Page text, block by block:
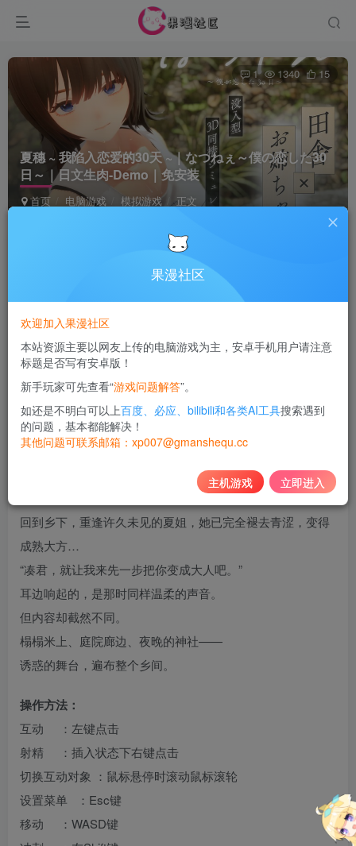
夏穗 ~ 我陷入恋爱的30天 ~｜なつねぇ～僕の恋した30
日～｜日文生肉-Demo｜免安装
首页 电脑游戏 模拟游戏 正文
1 1340 15
此内容为付费资源，请付费后查看
10
黄金会员免费
回到乡下，重逢许久未见的夏姐，她已完全褪去青涩，变得
成熟大方…
“凑君，就让我来先一步把你变成大人吧。”
耳边响起的，是那时同样温柔的声音。
但内容却截然不同。
榻榻米上、庭院廊边、夜晚的神社——
诱惑的舞台，遍布整个乡间。
操作方法：
互动 ：左键点击
射精 ：插入状态下右键点击
切换互动对象 ：鼠标悬停时滚动鼠标滚轮
设置菜单 ：Esc键
移动 ：WASD键
果漫社区
欢迎加入果漫社区
本站资源主要以网友上传的电脑游戏为主，安卓手机用户请注意
标题是否写有安卓版！
新手玩家可先查看“游戏问题解答”。
如还是不明白可以上百度、必应、bilibili和各类AI工具搜索遇到
的问题，基本都能解决！
其他问题可联系邮箱：xp007@gmanshequ.cc
主机游戏 立即进入